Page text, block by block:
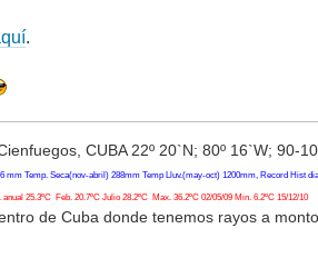
.
CUBA 22º 20`N; 80º 16`W; 90-
mm Temp. Seca(nov-abril) 288mm Temp Lluv.(may-oct) 1200mm, Record Hist
25.3ºC Feb. 20.7ºC Julio 28.2ºC Max. 36.2ºC 02/05/09 Min. 6.2ºC 15/12/10
de Cuba donde tenemos rayos a